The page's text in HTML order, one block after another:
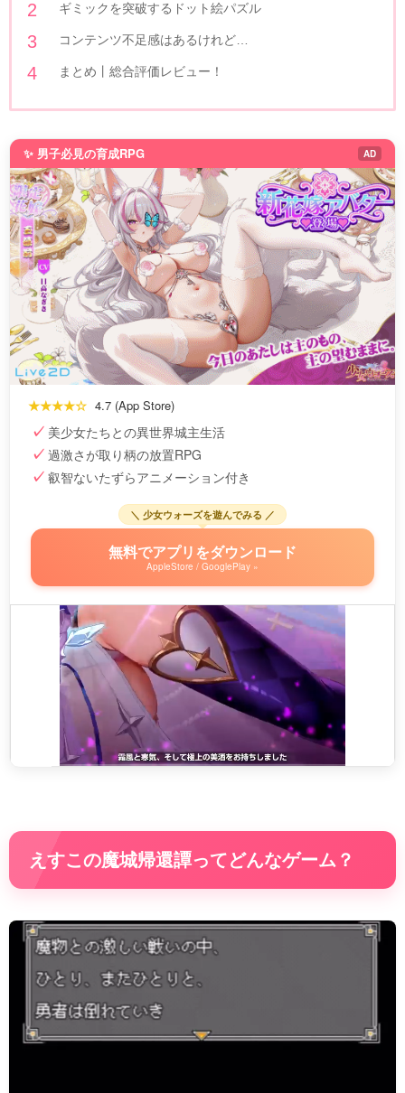
ギミックを突破するドット絵パズル
コンテンツ不足感はあるけれど…
まとめ丨総合評価レビュー！
✨ 男子必見の育成RPG AD
★★★★☆ 4.7 (App Store)
美少女たちとの異世界城主生活
過激さが取り柄の放置RPG
叡智ないたずらアニメーション付き
＼ 少女ウォーズを遊んでみる ／
無料でアプリをダウンロード
AppleStore / GooglePlay »
えすこの魔城帰還譚ってどんなゲーム？